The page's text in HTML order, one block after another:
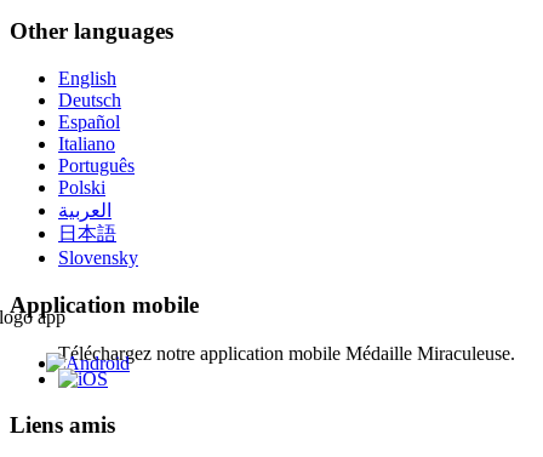
Other languages
English
Deutsch
Español
Italiano
Português
Polski
العربية
日本語
Slovensky
Application mobile
Téléchargez notre application mobile Médaille Miraculeuse.
Liens amis